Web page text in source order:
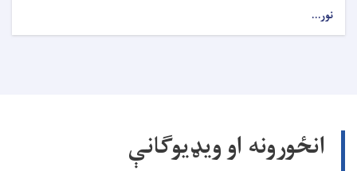
نور...
انځورونه او ویډیوګانې